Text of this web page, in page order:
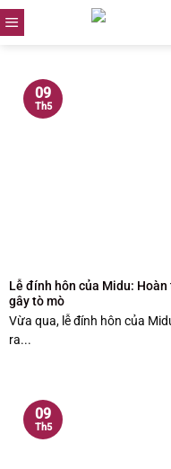
Skip
to
Lễ đính hôn của Midu:
gây tò mò
Vừa qua, lễ đính hôn của
ra...
09
Th5
09
Th5